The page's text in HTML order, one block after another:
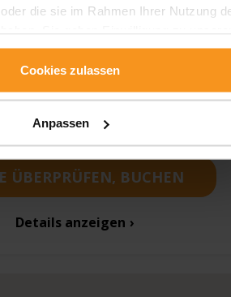
die sie im Rahmen Ihrer Nutzung
Webseite weiterhin nutzen.
Cookies zulassen
Anpassen
01.11.2025 - 22.12.2026.
ÜBERPRÜFEN, BUCHEN
Details anzeigen